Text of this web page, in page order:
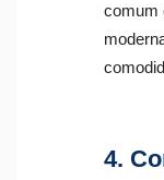
comum
4.